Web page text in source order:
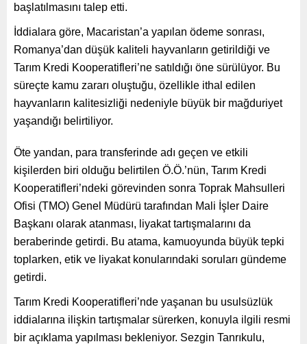
başlatılmasını talep etti.
İddialara göre, Macaristan’a yapılan ödeme sonrası,
Romanya’dan düşük kaliteli hayvanların getirildiği ve
Tarım Kredi Kooperatifleri’ne satıldığı öne sürülüyor. Bu
süreçte kamu zararı oluştuğu, özellikle ithal edilen
hayvanların kalitesizliği nedeniyle büyük bir mağduriyet
yaşandığı belirtiliyor.
Öte yandan, para transferinde adı geçen ve etkili
kişilerden biri olduğu belirtilen Ö.Ö.’nün, Tarım Kredi
Kooperatifleri’ndeki görevinden sonra Toprak Mahsulleri
Ofisi (TMO) Genel Müdürü tarafından Mali İşler Daire
Başkanı olarak atanması, liyakat tartışmalarını da
beraberinde getirdi. Bu atama, kamuoyunda büyük tepki
toplarken, etik ve liyakat konularındaki soruları gündeme
getirdi.
Tarım Kredi Kooperatifleri’nde yaşanan bu usulsüzlük
iddialarına ilişkin tartışmalar sürerken, konuyla ilgili resmi
bir açıklama yapılması bekleniyor. Sezgin Tanrıkulu,